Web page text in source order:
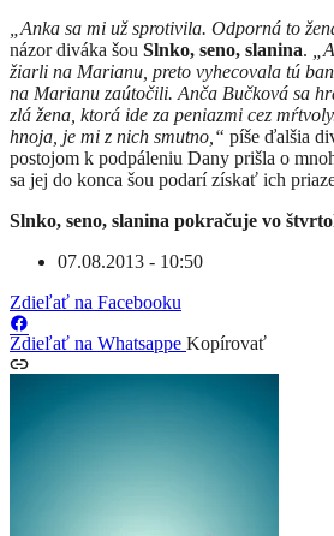
„Anka sa mi už sprotivila. Odporná to
názor diváka šou Slnko, seno, slanina.
žiarli na Marianu, preto vyhecovala tú
na Marianu zaútočili. Anča Bučková sa
zlá žena, ktorá ide za peniazmi cez
hnoja, je mi z nich smutno,“ píše ďalšia
postojom k podpáleniu Dany prišla o
sa jej do konca šou podarí získať ich
Slnko, seno, slanina pokračuje vo
07.08.2013 - 10:50
Zdieľať na Facebooku
Zdieľať na Whatsappe Kopírovať